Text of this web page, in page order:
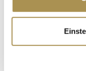
erfassen,